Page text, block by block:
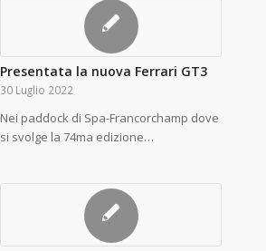
Presentata la nuova Ferrari GT3
30 Luglio 2022
Nei paddock di Spa-Francorchamp dove
si svolge la 74ma edizione…